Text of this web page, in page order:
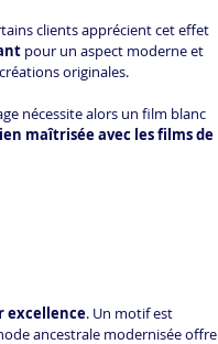
clients apprécient cet effet
pour un aspect moderne et
originales.
nécessite alors un film blanc
maîtrisée avec les films de
excellence. Un motif est
ancestrale modernisée offre